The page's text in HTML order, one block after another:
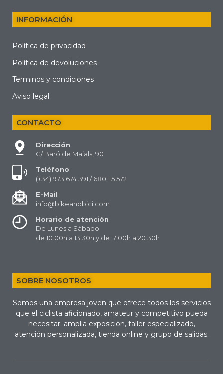
INFORMACIÓN
Política de privacidad
Política de devoluciones
Terminos y condiciones
Aviso legal
CONTACTO
Dirección
C/ Baró de Maials, 90
Teléfono
(+34) 973 674 391 / 680 115 572
E-Mail
info@bikeandbici.com
Horario de atención
De Lunes a Sábado
de 10:00h a 13:30h y de 17:00h a 20:30h
SOBRE NOSOTROS
Somos una empresa joven que ofrece todos los servicios
que el ciclista aficionado, amateur y competitivo pueda
necesitar: amplia exposición, taller especializado,
atención personalizada, tienda online y grupo de salidas.